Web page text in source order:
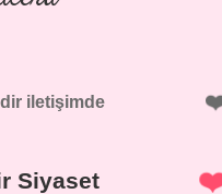
iletişimde
Siyaset